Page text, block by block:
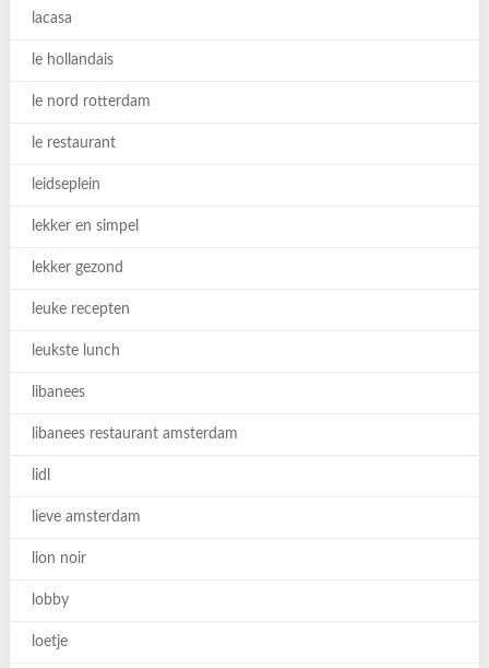
lacasa
le hollandais
le nord rotterdam
le restaurant
leidseplein
lekker en simpel
lekker gezond
leuke recepten
leukste lunch
libanees
libanees restaurant amsterdam
lidl
lieve amsterdam
lion noir
lobby
loetje